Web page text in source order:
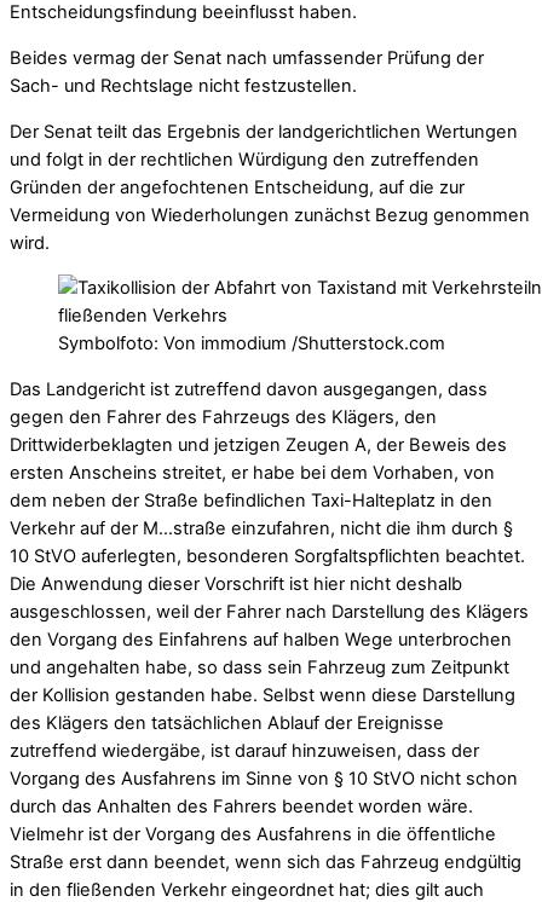
Entscheidungsfindung beeinflusst haben.
Beides vermag der Senat nach umfassender Prüfung der
Sach- und Rechtslage nicht festzustellen.
Der Senat teilt das Ergebnis der landgerichtlichen Wertungen
und folgt in der rechtlichen Würdigung den zutreffenden
Gründen der angefochtenen Entscheidung, auf die zur
Vermeidung von Wiederholungen zunächst Bezug genommen
wird.
Symbolfoto: Von immodium /Shutterstock.com
Das Landgericht ist zutreffend davon ausgegangen, dass
gegen den Fahrer des Fahrzeugs des Klägers, den
Drittwiderbeklagten und jetzigen Zeugen A, der Beweis des
ersten Anscheins streitet, er habe bei dem Vorhaben, von
dem neben der Straße befindlichen Taxi-Halteplatz in den
Verkehr auf der M…straße einzufahren, nicht die ihm durch §
10 StVO auferlegten, besonderen Sorgfaltspflichten beachtet.
Die Anwendung dieser Vorschrift ist hier nicht deshalb
ausgeschlossen, weil der Fahrer nach Darstellung des Klägers
den Vorgang des Einfahrens auf halben Wege unterbrochen
und angehalten habe, so dass sein Fahrzeug zum Zeitpunkt
der Kollision gestanden habe. Selbst wenn diese Darstellung
des Klägers den tatsächlichen Ablauf der Ereignisse
zutreffend wiedergäbe, ist darauf hinzuweisen, dass der
Vorgang des Ausfahrens im Sinne von § 10 StVO nicht schon
durch das Anhalten des Fahrers beendet worden wäre.
Vielmehr ist der Vorgang des Ausfahrens in die öffentliche
Straße erst dann beendet, wenn sich das Fahrzeug endgültig
in den fließenden Verkehr eingeordnet hat; dies gilt auch